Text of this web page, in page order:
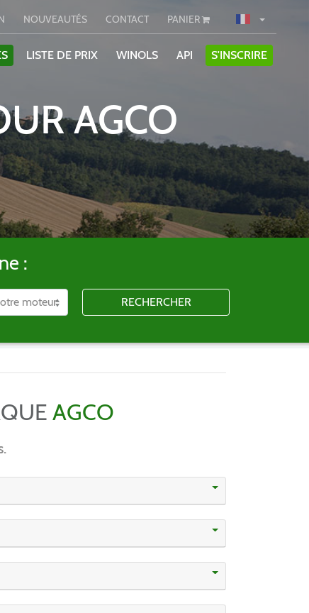
NOUVEAUTÉS CONTACT PANIER
LISTE DE PRIX WINOLS API S'INSCRIRE
AGCO
:
RECHERCHER
AGCO